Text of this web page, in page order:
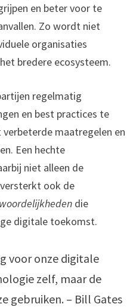
en beter voor te
Zo wordt niet
organisaties
bredere ecosysteem.
regelmatig
en best practices te
maatregelen en
Een hechte
niet alleen de
ook de
die
digitale toekomst.
voor onze digitale
zelf, maar de
gebruiken. – Bill Gates